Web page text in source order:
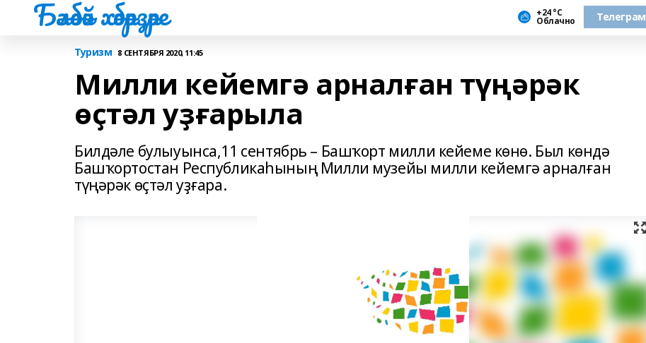
Бәләбәй хәбәрҙәре +24 °С
Облачно Телеграм
Туризм 8 СЕНТЯБРЯ 2020, 11:45
Милли кейемгә арналған түңәрәк
өҫтәл уҙғарыла
Билдәле булыуынса,11 сентябрь – Башҡорт милли кейеме көнө. Был көндә
Башҡортостан Республикаһының Милли музейы милли кейемгә арналған
түңәрәк өҫтәл уҙғара.